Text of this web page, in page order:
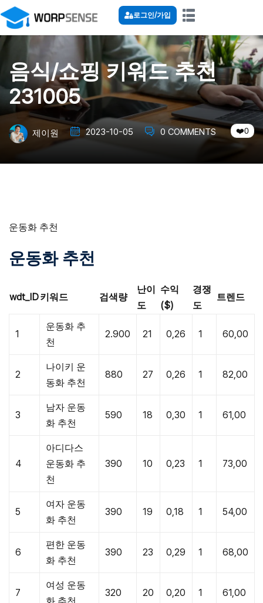
로그인/가입
음식/쇼핑 키워드 추천
231005
제이원 2023-10-05 0 COMMENTS 0
운동화 추천
운동화 추천
wdt_ID키워드 검색량
난이
도
수익
($)
경쟁
도
트렌드
1
운동화 추
천
2.900 21 0,26 1 60,00
2
나이키 운
동화 추천
880 27 0,26 1 82,00
3
남자 운동
화 추천
590 18 0,30 1 61,00
4
아디다스
운동화 추
천
390 10 0,23 1 73,00
5
여자 운동
화 추천
390 19 0,18 1 54,00
6
편한 운동
화 추천
390 23 0,29 1 68,00
7
여성 운동
화 추천
320 20 0,20 1 61,00